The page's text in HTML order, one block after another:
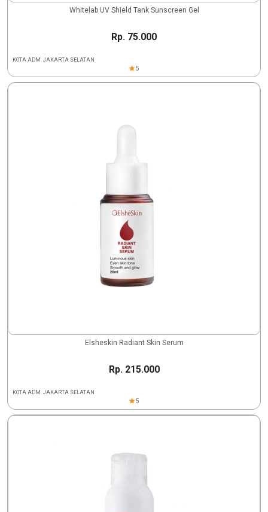
Whitelab UV Shield Tank Sunscreen Gel
Rp. 75.000
KOTA ADM. JAKARTA SELATAN
5
Elsheskin Radiant Skin Serum
Rp. 215.000
KOTA ADM. JAKARTA SELATAN
5